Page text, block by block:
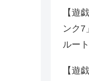
【遊
ンク7
ルー
【遊